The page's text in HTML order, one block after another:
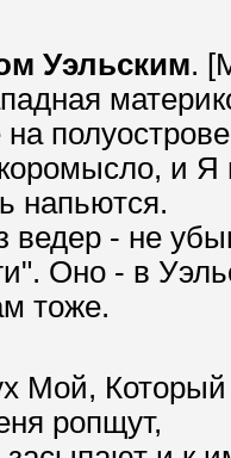
Уэльским.
и
напьются.
ведер - не
Оно - в
тоже.
Мой,
ропщут,